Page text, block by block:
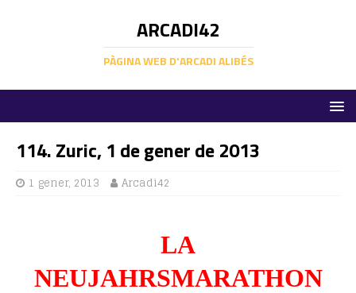
ARCADI42
PÀGINA WEB D'ARCADI ALIBÉS
114. Zuric, 1 de gener de 2013
1 gener, 2013 Arcadi42
LA
NEUJAHRSMARATHON